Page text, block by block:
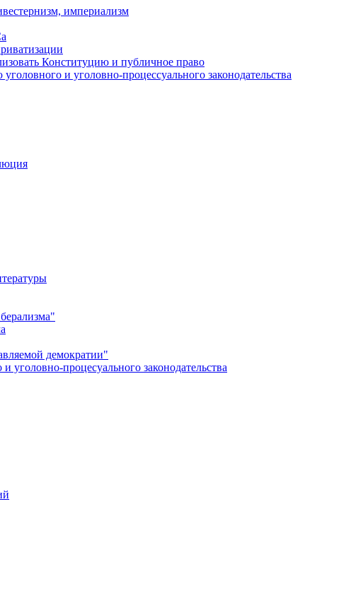
империализм
Конституцию и публичное право
и уголовно-процессуального законодательства
демократии"
уголовно-процесуального законодательства